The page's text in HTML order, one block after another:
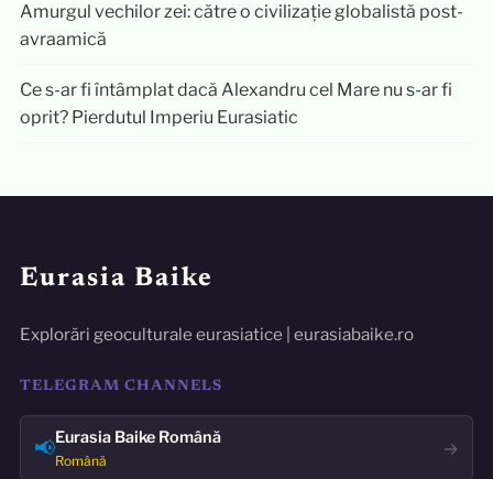
Amurgul vechilor zei: către o civilizație globalistă post-
avraamică
Ce s-ar fi întâmplat dacă Alexandru cel Mare nu s-ar fi
oprit? Pierdutul Imperiu Eurasiatic
Eurasia Baike
Explorări geoculturale eurasiatice | eurasiabaike.ro
TELEGRAM CHANNELS
📢Eurasia Baike Română
Română
→